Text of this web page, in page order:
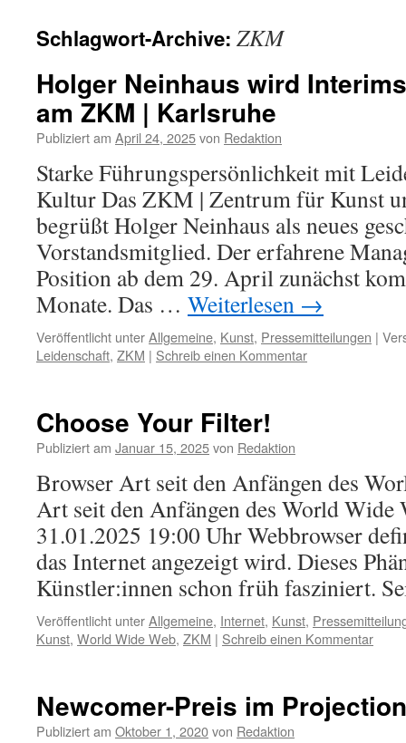
Schlagwort-Archive: ZKM
Holger Neinhaus wird
am ZKM | Karlsruhe
Publiziert am April 24, 2025von Redaktion
Starke Führungspersönlichkeit mit
Kultur Das ZKM | Zentrum für Kunst
begrüßt Holger Neinhaus als neues
Vorstandsmitglied. Der erfahrene
Position ab dem 29. April zunächst
Monate. Das … Weiterlesen →
Veröffentlicht unterAllgemeine, Kunst, Pressemitteilungen |
Leidenschaft, ZKM | Schreib einen Kommentar
Choose Your Filter!
Publiziert am Januar 15, 2025von Redaktion
Browser Art seit den Anfängen des
Art seit den Anfängen des World Wide
31.01.2025 19:00 Uhr Webbrowser
das Internet angezeigt wird. Dieses
Künstler:innen schon früh fasziniert.
Veröffentlicht unterAllgemeine, Internet, Kunst,
Kunst, World Wide Web, ZKM | Schreib einen Kommentar
Newcomer-Preis im
Publiziert am Oktober 1, 2020von Redaktion